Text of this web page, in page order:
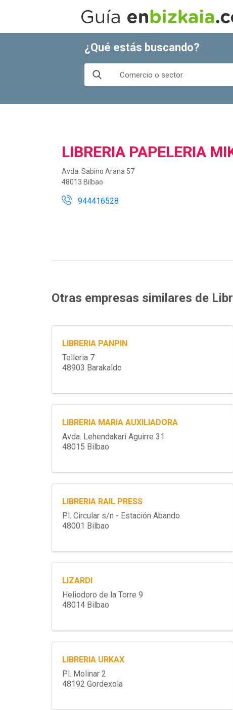
¿Qué estás buscando?
LIBRERIA PAPELERIA
Avda. Sabino Arana 57
48013 Bilbao
944416528
Otras empresas similares de
LIBRERIA PANPIN
Telleria 7
48903 Barakaldo
LIBRERIA MARIA AUXILIADORA
Avda. Lehendakari Aguirre 31
48015 Bilbao
LIBRERIA RAIL PRESS
Pl. Circular s/n - Estación Abando
48001 Bilbao
LIZARDI
Heliodoro de la Torre 9
48014 Bilbao
LIBRERIA URKAX
Pl. Molinar 2
48192 Gordexola